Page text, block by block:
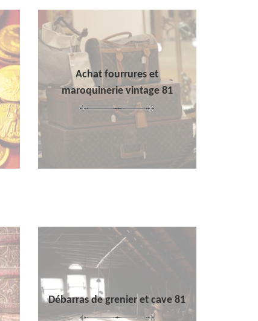
Achat fourrures et
maroquinerie vintage 81
Débarras de grenier et cave 81